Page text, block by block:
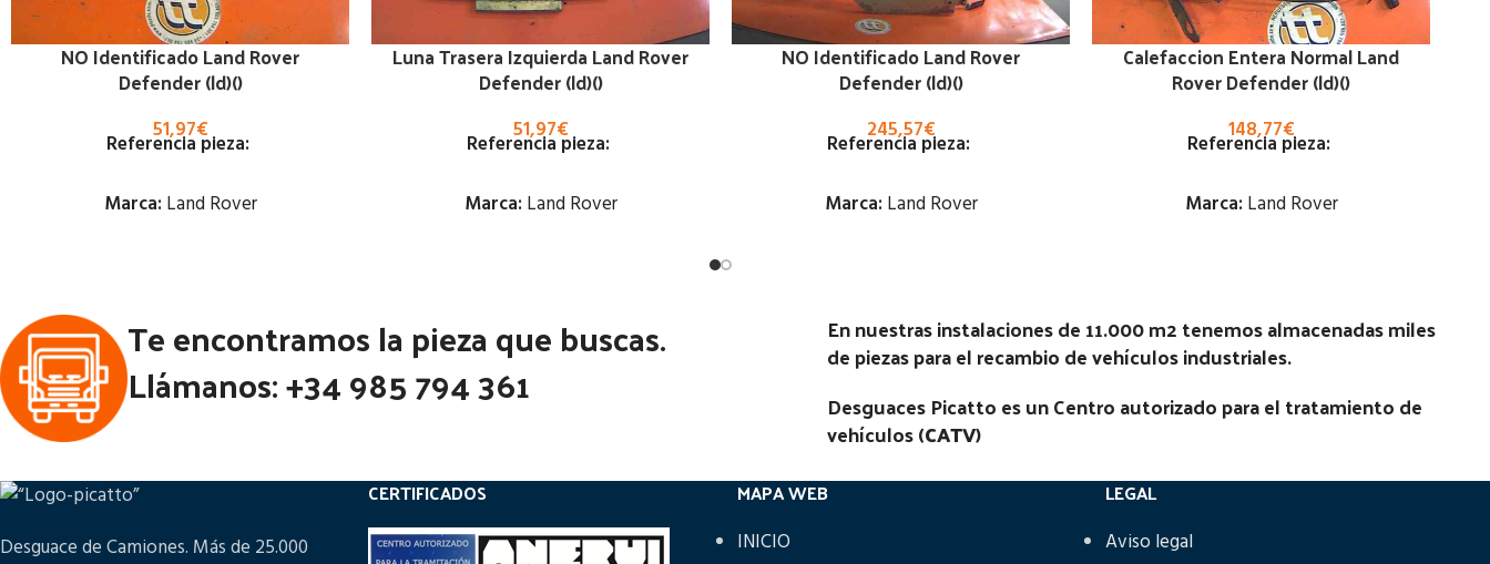
NO Identificado Land Rover
Defender (ld)()
51,97€
Referencia pieza:
Marca: Land Rover
Ubicación:
Notas:
Código Pieza:80730
Luna Trasera Izquierda Land Rover
Defender (ld)()
51,97€
Referencia pieza:
Marca: Land Rover
Ubicación:
Código Pieza:
NO Identificado Land Rover
Defender (ld)()
245,57€
Referencia pieza:
Marca: Land Rover
Ubicación:
Notas:
Código Pieza:80711
Calefaccion Entera Normal Land
Rover Defender (ld)()
148,77€
Referencia pieza:
Marca: Land Rover
Ubicación:
Notas:
Código Pieza:80703
Te encontramos la pieza que buscas.
Llámanos: +34 985 794 361
En nuestras instalaciones de 11.000 m2 tenemos almacenadas miles
de piezas para el recambio de vehículos industriales.
Desguaces Picatto es un Centro autorizado para el tratamiento de
vehículos (CATV)
Desguace de Camiones. Más de 25.000
CERTIFICADOS MAPA WEB
INICIO
LEGAL
Aviso legal